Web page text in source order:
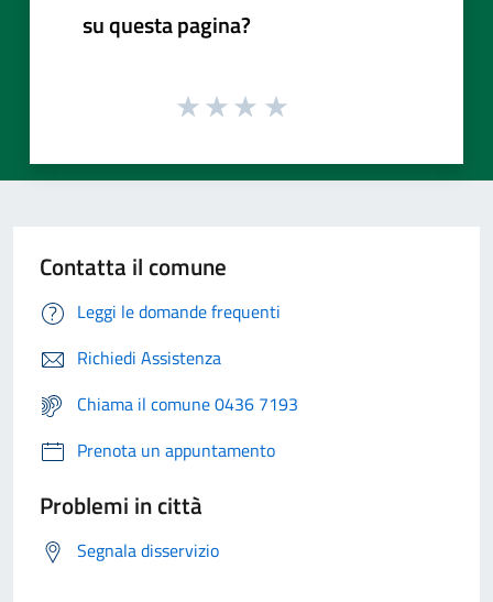
su questa pagina?
Contatta il comune
Leggi le domande frequenti
Richiedi Assistenza
Chiama il comune 0436 7193
Prenota un appuntamento
Problemi in città
Segnala disservizio